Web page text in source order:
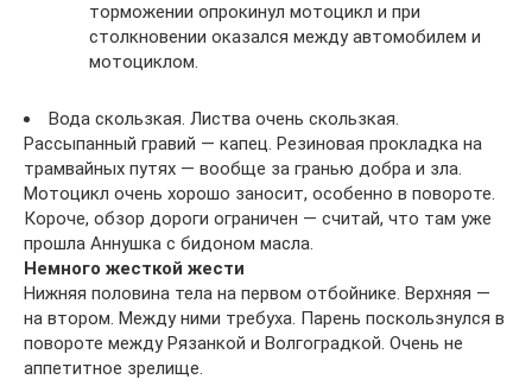
торможении опрокинул мотоцикл и при
столкновении оказался между автомобилем и
мотоциклом.
Вода скользкая. Листва очень скользкая.
Рассыпанный гравий — капец. Резиновая прокладка на
трамвайных путях — вообще за гранью добра и зла.
Мотоцикл очень хорошо заносит, особенно в повороте.
Короче, обзор дороги ограничен — считай, что там уже
прошла Аннушка с бидоном масла.
Немного жесткой жести
Нижняя половина тела на первом отбойнике. Верхняя —
на втором. Между ними требуха. Парень поскользнулся в
повороте между Рязанкой и Волгоградкой. Очень не
аппетитное зрелище.